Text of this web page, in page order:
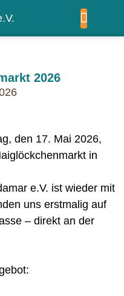
2026
den 17. Mai 2026,
in
e.V. ist wieder mit
uns erstmalig auf
– direkt an der